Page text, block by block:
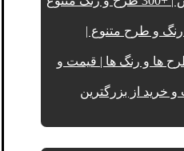
و طرح متنوع |
ها و رنگ ها | قیمت و
از بزرگترین